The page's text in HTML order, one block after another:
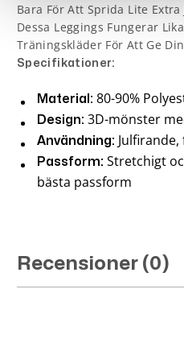
Bara För Att Sprida Lite
Dessa Leggings Fungerar
Träningskläder För Att Ge
Specifikationer:
Material: 80-90%
Design: 3D-mönster
Användning:
Passform: Stretchigt
bästa passform
Recensioner (0)